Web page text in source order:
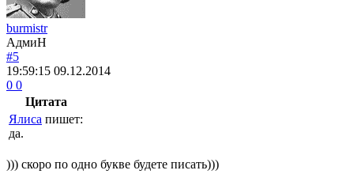
burmistr
АдмиН
#5
19:59:15 09.12.2014
0 0
Цитата
Ялиса пишет:
да.
))) скоро по одно букве будете писать)))